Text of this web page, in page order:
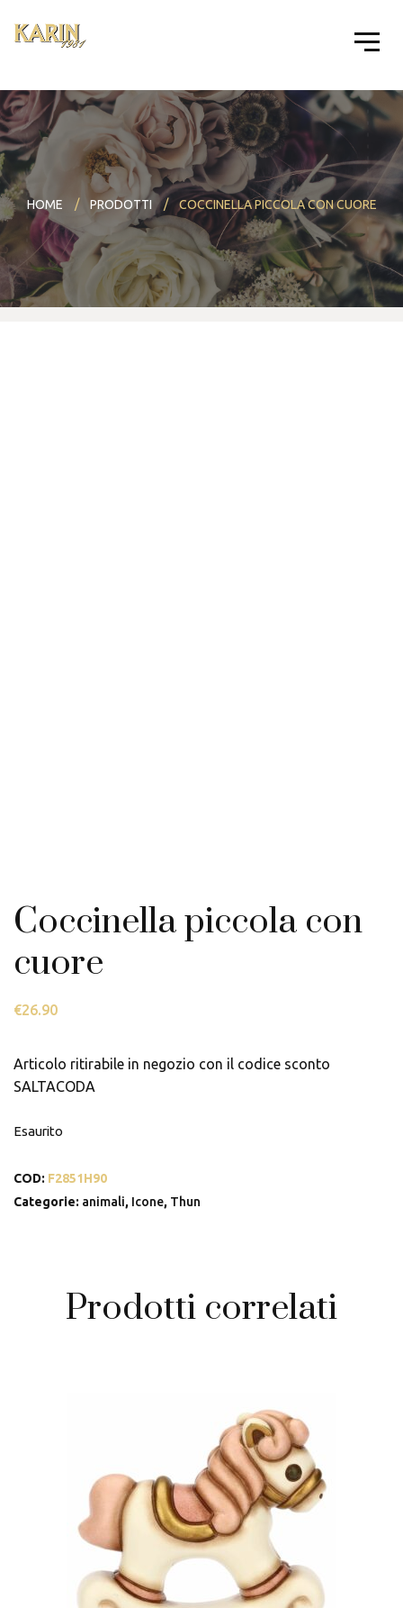
HOME PRODOTTI COCCINELLA PICCOLA CON CUORE
Coccinella piccola con
cuore
€26.90
Articolo ritirabile in negozio con il codice sconto
SALTACODA
Esaurito
COD: F2851H90
Categorie: animali, Icone, Thun
Prodotti correlati